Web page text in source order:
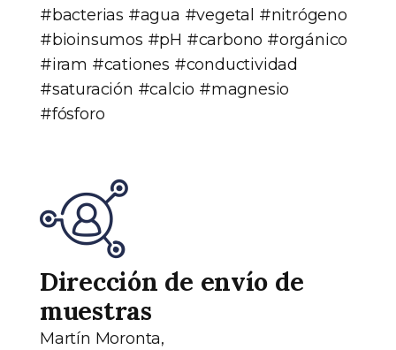
#bacterias #agua #vegetal #nitrógeno
#bioinsumos #pH #carbono #orgánico
#iram #cationes #conductividad
#saturación #calcio #magnesio
#fósforo
Dirección de envío de
muestras
Martín Moronta,